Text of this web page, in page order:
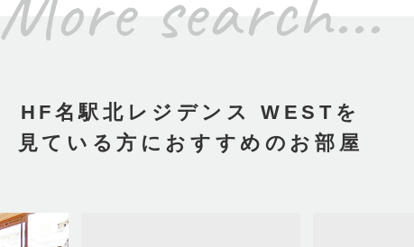
HF名駅北レジデンス WESTを
見ている方におすすめのお部屋